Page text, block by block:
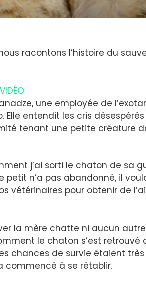
racontons l’histoire du
une employée de
Elle entendit les cris
tenant une petite créature
j’ai sorti le chaton de sa
petit n’a pas abandonné, il
vétérinaires pour obtenir de
la mère chatte ni aucun
le chaton s’est retrouvé
chances de survie étaient très
commencé à se rétablir.